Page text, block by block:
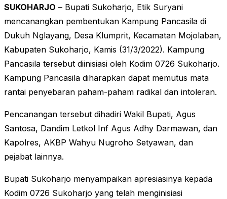
SUKOHARJO – Bupati Sukoharjo, Etik Suryani
mencanangkan pembentukan Kampung Pancasila di
Dukuh Nglayang, Desa Klumprit, Kecamatan Mojolaban,
Kabupaten Sukoharjo, Kamis (31/3/2022). Kampung
Pancasila tersebut diinisiasi oleh Kodim 0726 Sukoharjo.
Kampung Pancasila diharapkan dapat memutus mata
rantai penyebaran paham-paham radikal dan intoleran.
Pencanangan tersebut dihadiri Wakil Bupati, Agus
Santosa, Dandim Letkol Inf Agus Adhy Darmawan, dan
Kapolres, AKBP Wahyu Nugroho Setyawan, dan
pejabat lainnya.
Bupati Sukoharjo menyampaikan apresiasinya kepada
Kodim 0726 Sukoharjo yang telah menginisiasi